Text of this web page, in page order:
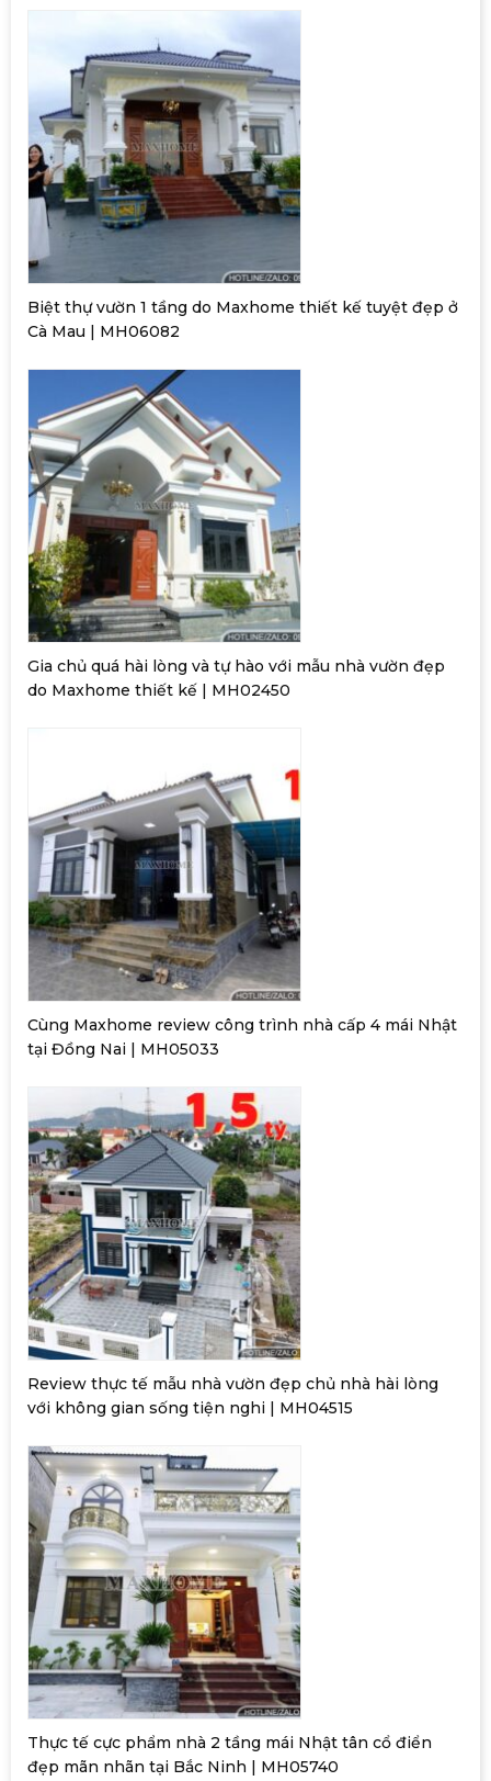
Biệt thự vườn 1 tầng do Maxhome thiết kế tuyệt đẹp ở
Cà Mau | MH06082
Gia chủ quá hài lòng và tự hào với mẫu nhà vườn đẹp
do Maxhome thiết kế | MH02450
Cùng Maxhome review công trình nhà cấp 4 mái Nhật
tại Đồng Nai | MH05033
Review thực tế mẫu nhà vườn đẹp chủ nhà hài lòng
với không gian sống tiện nghi | MH04515
Thực tế cực phẩm nhà 2 tầng mái Nhật tân cổ điển
đẹp mãn nhãn tại Bắc Ninh | MH05740